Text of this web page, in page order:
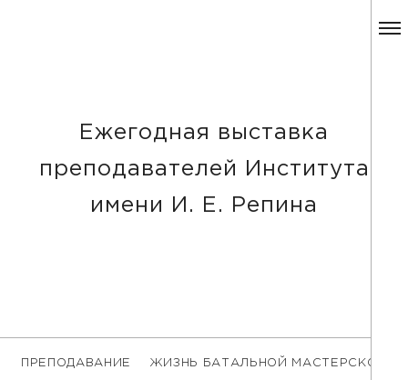
Ежегодная выставка
преподавателей Института
имени И. Е. Репина
ПРЕПОДАВАНИЕ ЖИЗНЬ БАТАЛЬНОЙ МАСТЕРСКОЙ